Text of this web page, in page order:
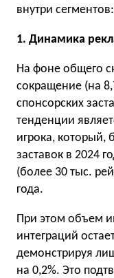
внутри сегментов:
1. Динамика
На фоне общего
сокращение (на
спонсорских
тенденции
игрока, который,
заставок в 2024
(более 30 тыс.
года.
При этом объем
интеграций
демонстрируя
на 0,2%. Это